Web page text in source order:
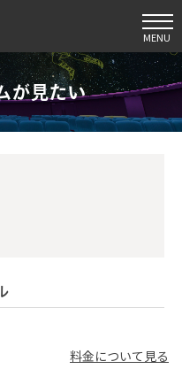
MENU
が見たい
料金について見る